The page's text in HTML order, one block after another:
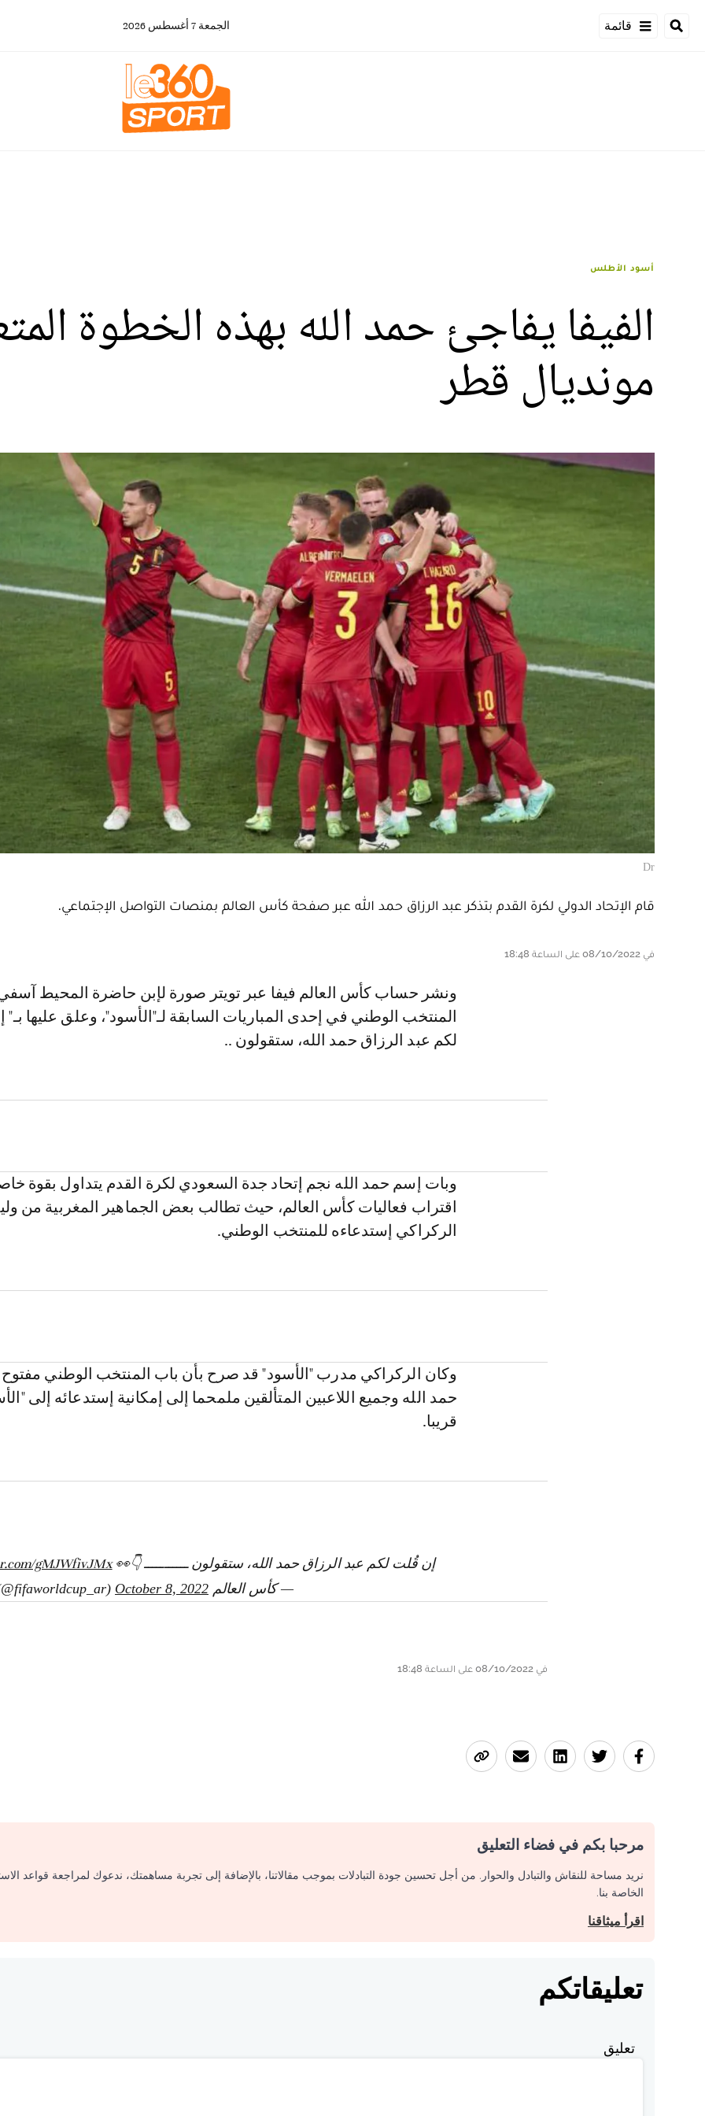
قائمة الجمعة 7 أغسطس 2026
أسود الأطلس
الفيفا يفاجئ حمد الله بهذه الخطوة
مونديال قطر
Dr
قام الإتحاد الدولي لكرة القدم بتذكر عبد الرزاق حمد الله عبر صفحة كأس العالم بمنصات التواصل الإجتماعي.
في 08/10/2022 على الساعة 18:48
و نشر حساب كأس العالم فيفا عبر تويتر صورة لإبن حاضرة المحيط آسفي بقميص
المنتخب الوطني في إحدى المباريات السابقة لـ"الأسود"، وعلق عليها
لكم عبد الرزاق حمد الله، ستقولون ..
وبات إسم حمد الله نجم إتحاد جدة السعودي لكرة القدم يتداول بقوة
اقتراب فعاليات كأس العالم، حيث تطالب بعض الجماهير المغربية من
الركراكي إستدعاءه للمنتخب الوطني.
وكان الركراكي مدرب "الأسود" قد صرح بأن باب المنتخب الوطني
حمد الله وجميع اللاعبين المتألقين ملمحما إلى إمكانية إستدعائه إلى
قريبا.
إن قُلت لكم عبد الرزاق حمد الله، ستقولون ـــــــــــ 👇👀gMJWfivJMx
— كأس العالم FIFA 🏆 (@fifaworldcup_ar) October 8, 2022
في 08/10/2022 على الساعة 18:48
مرحبا بكم في فضاء التعليق
نريد مساحة للنقاش والتبادل والحوار. من أجل تحسين جودة التبادلات بموجب مقالاتنا، بالإضافة إلى تجربة مساهمتك، ندعوك لمراجعة قواعد
الخاصة بنا.
اقرأ ميثاقنا
تعليقاتكم
تعليق